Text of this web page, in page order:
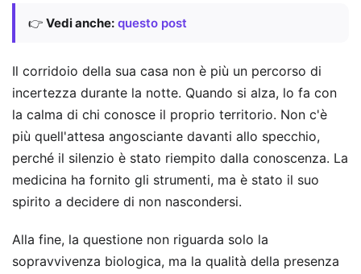
👉 Vedi anche: questo post
Il corridoio della sua casa non è più un percorso di
incertezza durante la notte. Quando si alza, lo fa con
la calma di chi conosce il proprio territorio. Non c'è
più quell'attesa angosciante davanti allo specchio,
perché il silenzio è stato riempito dalla conoscenza. La
medicina ha fornito gli strumenti, ma è stato il suo
spirito a decidere di non nascondersi.
Alla fine, la questione non riguarda solo la
sopravvivenza biologica, ma la qualità della presenza